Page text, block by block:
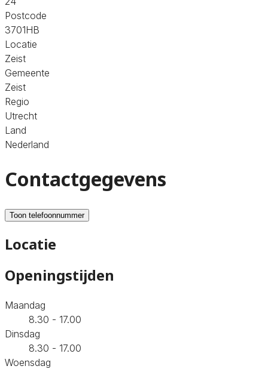
Postcode
3701HB
Locatie
Zeist
Gemeente
Zeist
Regio
Utrecht
Land
Nederland
Contactgegevens
Toon telefoonnummer
Locatie
Openingstijden
Maandag
8.30 - 17.00
Dinsdag
8.30 - 17.00
Woensdag